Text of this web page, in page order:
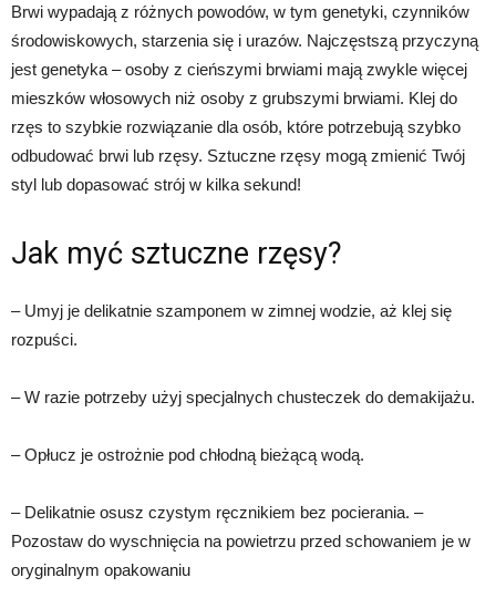
Brwi wypadają z różnych powodów, w tym genetyki, czynników
środowiskowych, starzenia się i urazów. Najczęstszą przyczyną
jest genetyka – osoby z cieńszymi brwiami mają zwykle więcej
mieszków włosowych niż osoby z grubszymi brwiami. Klej do
rzęs to szybkie rozwiązanie dla osób, które potrzebują szybko
odbudować brwi lub rzęsy. Sztuczne rzęsy mogą zmienić Twój
styl lub dopasować strój w kilka sekund!
Jak myć sztuczne rzęsy?
– Umyj je delikatnie szamponem w zimnej wodzie, aż klej się
rozpuści.
– W razie potrzeby użyj specjalnych chusteczek do demakijażu.
– Opłucz je ostrożnie pod chłodną bieżącą wodą.
– Delikatnie osusz czystym ręcznikiem bez pocierania. –
Pozostaw do wyschnięcia na powietrzu przed schowaniem je w
oryginalnym opakowaniu